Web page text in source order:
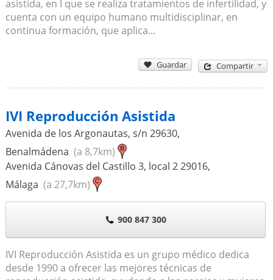
asistida, en l que se realiza tratamientos de infertilidad, y
cuenta con un equipo humano multidisciplinar, en
continua formación, que aplica...
Guardar Compartir
IVI Reproducción Asistida
Avenida de los Argonautas, s/n 29630,
Benalmádena (a 8,7km)
Avenida Cánovas del Castillo 3, local 229016,
Málaga (a 27,7km)
900 847 300
IVI Reproducción Asistida es un grupo médico dedica
desde 1990 a ofrecer las mejores técnicas de